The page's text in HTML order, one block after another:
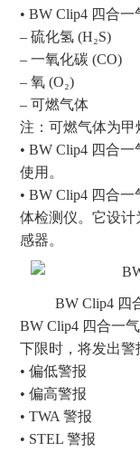
• BW Clip4 四合
– 硫化氢 (H₂S)
– 一氧化碳 (CO)
– 氧 (O₂)
– 可燃气体
注：可燃气体为甲
• BW Clip4 四合
使用。
• BW Clip4 四合
体检测仪。它设计
感器。
BW Clip4 四
BW Clip4 四合一
下限时，将发出警
• 偏低警报
• 偏高警报
• TWA 警报
• STEL 警报